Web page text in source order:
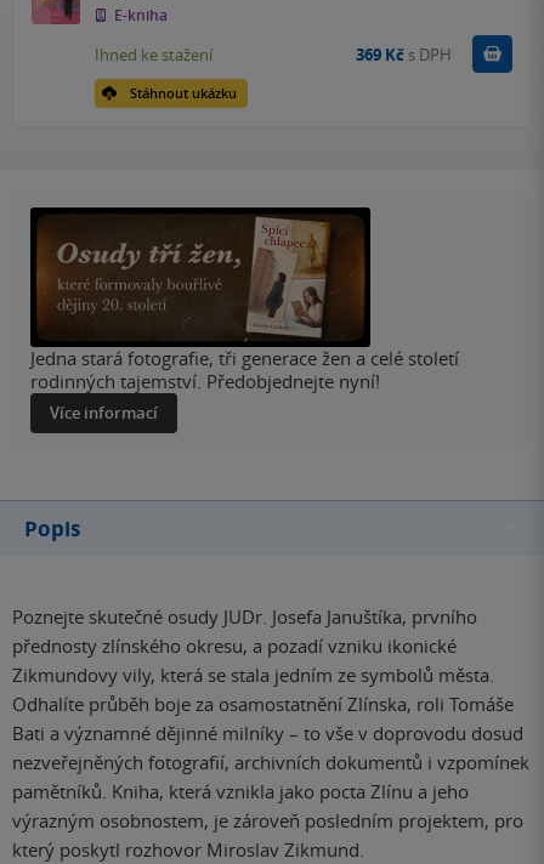
E-kniha
Stáhnout ukázku
Ihned ke stažení 369 Kč s DPH Koupit
Jedna stará fotografie, tři generace žen a celé století
rodinných tajemství. Předobjednejte nyní!
Více informací
Popis
Poznejte skutečné osudy JUDr. Josefa Januštíka, prvního
přednosty zlínského okresu, a pozadí vzniku ikonické
Zikmundovy vily, která se stala jedním ze symbolů města.
Odhalíte průběh boje za osamostatnění Zlínska, roli Tomáše
Bati a významné dějinné milníky – to vše v doprovodu dosud
nezveřejněných fotografií, archivních dokumentů i vzpomínek
pamětníků. Kniha, která vznikla jako pocta Zlínu a jeho
výrazným osobnostem, je zároveň posledním projektem, pro
který poskytl rozhovor Miroslav Zikmund.